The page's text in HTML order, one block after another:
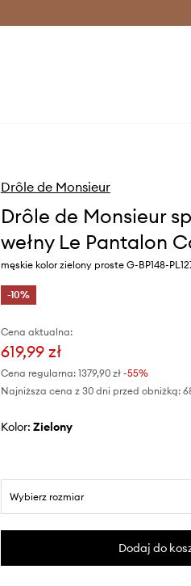
Drôle de Monsieur
Drôle de Monsieur
wełny Le Pantalon
męskie kolor zielony proste G-BP148-
-10%
Cena aktualna:
619,99 zł
Cena regularna: 1379,90 zł-55%
Najniższa cena z 30 dni przed obniżką:
Kolor: zielony
Wybierz rozmiar
Dodaj do